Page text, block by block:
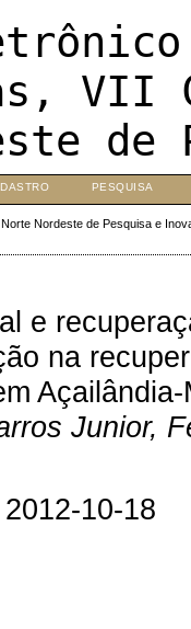
VII
de
PESQUISA
Nordeste de Pesquisa e
e
na
Açailândia-
Junior,
10-18